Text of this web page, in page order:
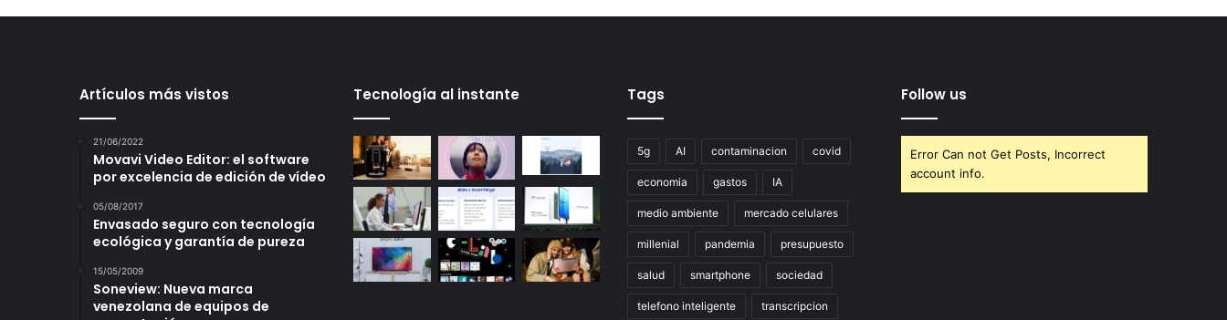
Artículos más vistos
21/06/2022
Movavi Video Editor: el software
por excelencia de edición de vídeo
05/08/2017
Envasado seguro con tecnología
ecológica y garantía de pureza
15/05/2009
Soneview: Nueva marca
venezolana de equipos de
Tecnología al instante Tags
5g AI contaminacion covid
economia gastos IA
medio ambiente mercado celulares
millenial pandemia presupuesto
salud smartphone sociedad
telefono inteligente transcripcion
Follow us
Error Can not Get Posts, Incorrect
account info.